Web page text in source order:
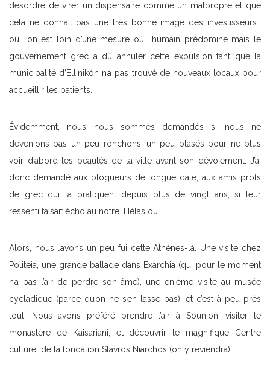
désordre de virer un dispensaire comme un malpropre et que
cela ne donnait pas une très bonne image des investisseurs…
oui, on est loin d’une mesure où l’humain prédomine mais le
gouvernement grec a dû annuler cette expulsion tant que la
municipalité d’Ellinikón n’a pas trouvé de nouveaux locaux pour
accueillir les patients.
Évidemment, nous nous sommes demandés si nous ne
devenions pas un peu ronchons, un peu blasés pour ne plus
voir d’abord les beautés de la ville avant son dévoiement. J’ai
donc demandé aux blogueurs de longue date, aux amis profs
de grec qui la pratiquent depuis plus de vingt ans, si leur
ressenti faisait écho au notre. Hélas oui.
Alors, nous l’avons un peu fui cette Athènes-là. Une visite chez
Politeia, une grande ballade dans Exarchia (qui pour le moment
n’a pas l’air de perdre son âme), une enième visite au musée
cycladique (parce qu’on ne s’en lasse pas), et c’est à peu près
tout. Nous avons préféré prendre l’air à Sounion, visiter le
monastère de Kaisariani, et découvrir le magnifique Centre
culturel de la fondation Stavros Niarchos (on y reviendra).